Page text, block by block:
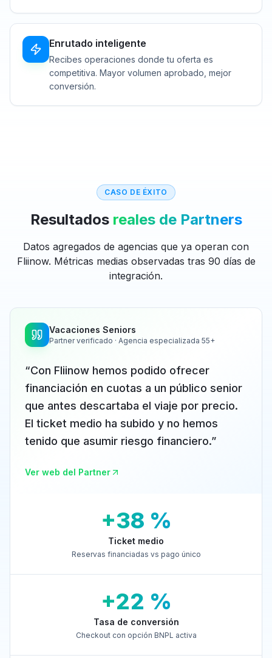
Enrutado inteligente
Recibes operaciones donde tu oferta es
competitiva. Mayor volumen aprobado, mejor
conversión.
CASO DE ÉXITO
Resultados reales de Partners
Datos agregados de agencias que ya operan con
Fliinow. Métricas medias observadas tras 90 días de
integración.
Vacaciones Seniors
Partner verificado · Agencia especializada 55+
“Con Fliinow hemos podido ofrecer
financiación en cuotas a un público senior
que antes descartaba el viaje por precio.
El ticket medio ha subido y no hemos
tenido que asumir riesgo financiero.”
Ver web del Partner
+38 %
Ticket medio
Reservas financiadas vs pago único
+22 %
Tasa de conversión
Checkout con opción BNPL activa